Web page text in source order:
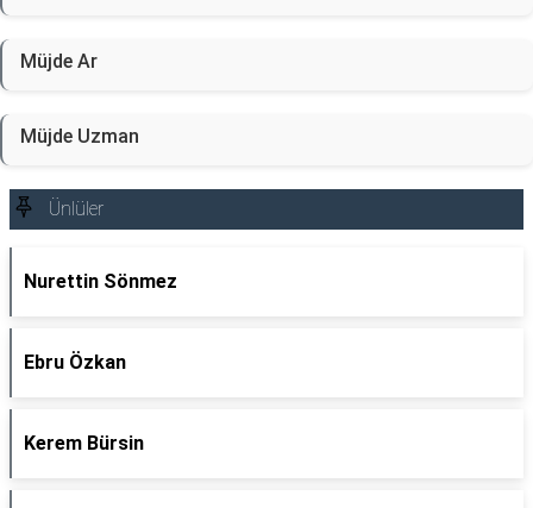
Müjde Ar
Müjde Uzman
Ünlüler
Nurettin Sönmez
Ebru Özkan
Kerem Bürsin